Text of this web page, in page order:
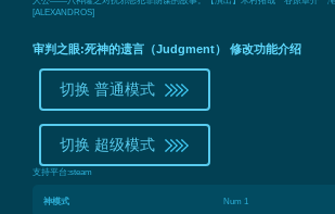
[ALEXANDROS]
审判之眼:死神的遗言（Judgment） 修改功能介绍
切换 普通模式
切换 超级模式
支持平台:steam
神模式 Num 1